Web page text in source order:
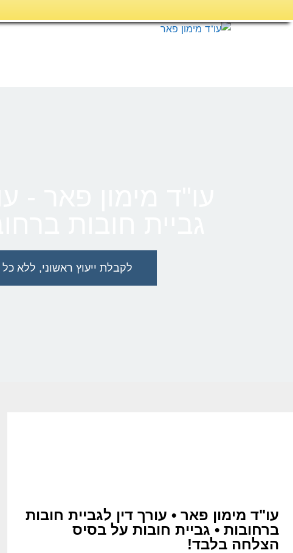
לתוכן
לקבלת ייעוץ ראשוני, ללא כל
עו"ד מימון פאר • עורך דין לגביית חובות
ברחובות • גביית חובות על בסיס
הצלחה בלבד!